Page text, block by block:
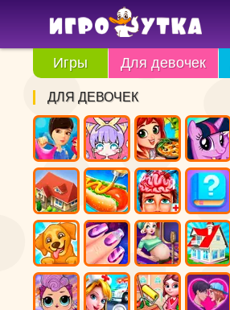
Игры Для девочек
ДЛЯ ДЕВОЧЕК